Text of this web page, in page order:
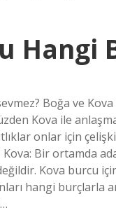
Boğa ve
Kova ile
onlar için
Bir ortamda
Kova burcu
hangi burçlarla